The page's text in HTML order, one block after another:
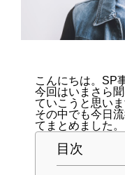
こんにちは。SP
今回はいまさら
ていこうと思いま
その中でも今日
てまとめました。
目次